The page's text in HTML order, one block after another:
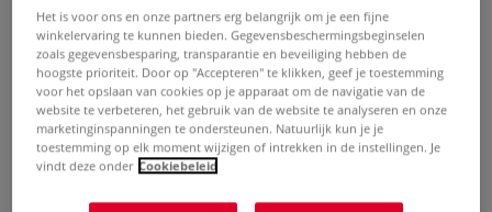
Het is voor ons en onze partners erg belangrijk om je een fijne
winkelervaring te kunnen bieden. Gegevensbeschermingsbeginselen
zoals gegevensbesparing, transparantie en beveiliging hebben de
hoogste prioriteit. Door op "Accepteren" te klikken, geef je toestemming
voor het opslaan van cookies op je apparaat om de navigatie van de
website te verbeteren, het gebruik van de website te analyseren en onze
marketinginspanningen te ondersteunen. Natuurlijk kun je je
toestemming op elk moment wijzigen of intrekken in de instellingen. Je
vindt deze onder Cookiebeleid